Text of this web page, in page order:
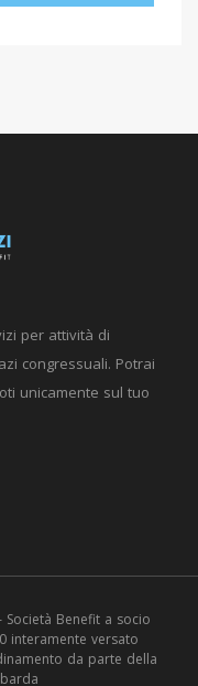
per attività di
congressuali. Potrai
unicamente sul tuo
Società Benefit a socio
interamente versato
da parte della